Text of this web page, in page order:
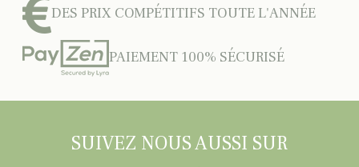
DES PRIX COMPÉTITIFS TOUTE L'ANNÉE
PAIEMENT 100% SÉCURISÉ
SUIVEZ NOUS AUSSI SUR